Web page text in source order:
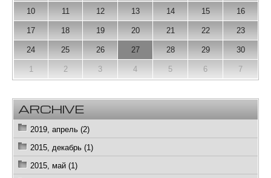
10 11 12 13 14 15 16
17 18 19 20 21 22 23
24 25 26 27 28 29 30
1 2 3 4 5 6 7
ARCHIVE
2019, апрель (2)
2015, декабрь (1)
2015, май (1)